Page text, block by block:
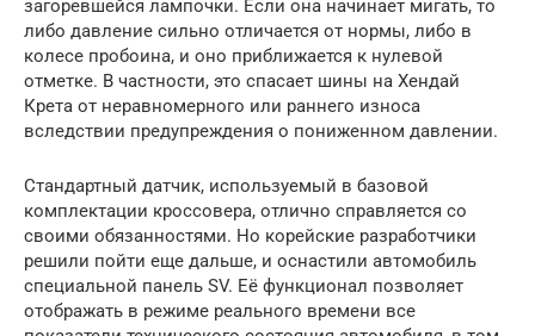
загоревшейся лампочки. Если она начинает мигать, то
либо давление сильно отличается от нормы, либо в
колесе пробоина, и оно приближается к нулевой
отметке. В частности, это спасает шины на Хендай
Крета от неравномерного или раннего износа
вследствии предупреждения о пониженном давлении.
Стандартный датчик, используемый в базовой
комплектации кроссовера, отлично справляется со
своими обязанностями. Но корейские разработчики
решили пойти еще дальше, и оснастили автомобиль
специальной панель SV. Её функционал позволяет
отображать в режиме реального времени все